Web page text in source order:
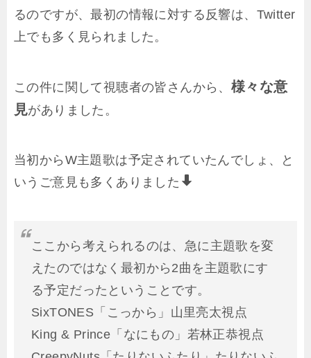
るのですが、最初の情報に対する反響は、Twitter
上でも多く見られました。
この件に関して視聴者の皆さんから、 様々な意
見がありました。
当初からW主題歌は予定されていたんでしょ、と
いうご意見も多くありました
ここから考えられるのは、急に主題歌を変
えたのではなく最初から2曲を主題歌にす
る予定だったということです。
SixTONES「こっから」山里亮太視点
King & Prince「なにもの」若林正恭視点